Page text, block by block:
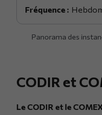
Panorama des
CODIR et
Le CODIR et le